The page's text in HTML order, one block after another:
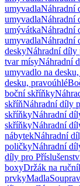
umyvadlaNáhradní
umyvadlaNáhradní
umývátkaNáhradní
umyvadlaNáhradní
deskyNáhradní díly
tvar mísyNáhradní
umyvadlo na
desku, pravoúhlé
boční skříňky
skříňNáhradní díly
skříňkyNáhradní
skříňkyNáhradní
nábytekNáhradní
poličkyNáhradní
díly pro
boxyDržák na
prvkyMadla